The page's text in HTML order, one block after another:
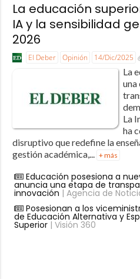
La educación
IA y la sensibilidad
2026
El Deber Opinión 14/Dic/2025
La
una
La
ha
disruptivo que redefine la
gestión académica,... + más
Educación posesiona a
anuncia una etapa de
innovación | Agencia de
Posesionan a los
de Educación Alternativa y
Superior| Visión 360